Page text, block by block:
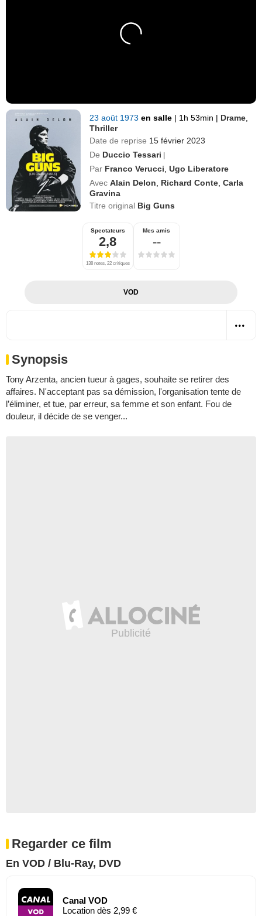
23 août 1973en salle | 1h 53min | Drame
Thriller
Date de reprise 15 février 2023
De Duccio Tessari |
Par Franco Verucci ,Ugo Liberatore
Avec Alain Delon Richard Conte ,Carla
Gravina
Titre original Big Guns
Spectateurs
2,8
138 notes, 22 critiques
Mes amis
--
VOD
Synopsis
Tony Arzenta, ancien tueur à gages, souhaite se retirer des
affaires. N'acceptant pas sa démission, l'organisation tente de
l’éliminer, et tue, par erreur, sa femme et son enfant. Fou de
douleur, il décide de se venger...
Regarder ce film
En VOD / Blu-Ray, DVD
Canal VOD
Location dès 2,99 €